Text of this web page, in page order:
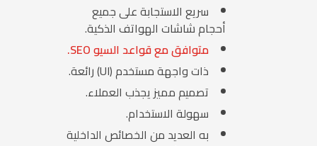
سريع الاستجابة على جميع
أحجام شاشات الهواتف الذكية.
متوافق مع قواعد السيو SEO.
ذات واجهة مستخدم (UI) رائعة.
تصميم مميز يجذب العملاء.
سهولة الاستخدام.
به العديد من الخصائص الداخلية